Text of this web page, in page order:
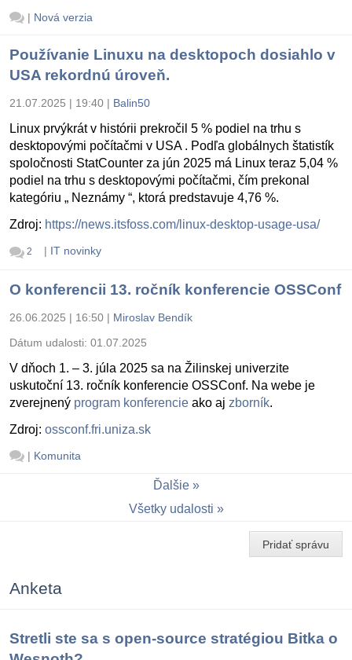
| Nová verzia
Používanie Linuxu na desktopoch dosiahlo v
USA rekordnú úroveň.
21.07.2025 | 19:40 | Balin50
Linux prvýkrát v histórii prekročil 5 % podiel na trhu s
desktopovými počítačmi v USA . Podľa globálnych štatistík
spoločnosti StatCounter za jún 2025 má Linux teraz 5,04 %
podiel na trhu s desktopovými počítačmi, čím prekonal
kategóriu „ Neznámy “, ktorá predstavuje 4,76 %.
Zdroj: https://news.itsfoss.com/linux-desktop-usage-usa/
2 | IT novinky
O konferencii 13. ročník konferencie OSSConf
26.06.2025 | 16:50 | Miroslav Bendík
Dátum udalosti: 01.07.2025
V dňoch 1. – 3. júla 2025 sa na Žilinskej univerzite
uskutoční 13. ročník konferencie OSSConf. Na webe je
zverejnený program konferencie ako aj zborník.
Zdroj: ossconf.fri.uniza.sk
| Komunita
Ďalšie
Všetky udalosti
Pridať správu
Anketa
Stretli ste sa s open-source stratégiou Bitka o